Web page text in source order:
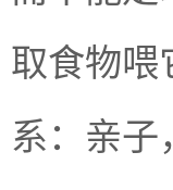
取食物喂
系：亲子